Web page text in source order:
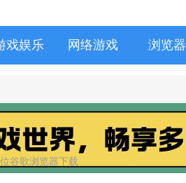
戏娱乐 网络游戏 浏览器
谷歌浏览器下载